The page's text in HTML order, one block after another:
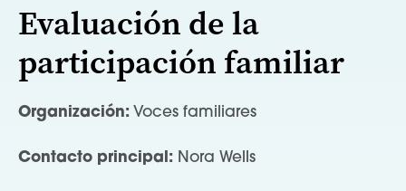
Evaluación de la
participación familiar
Organización: Voces familiares
Contacto principal: Nora Wells